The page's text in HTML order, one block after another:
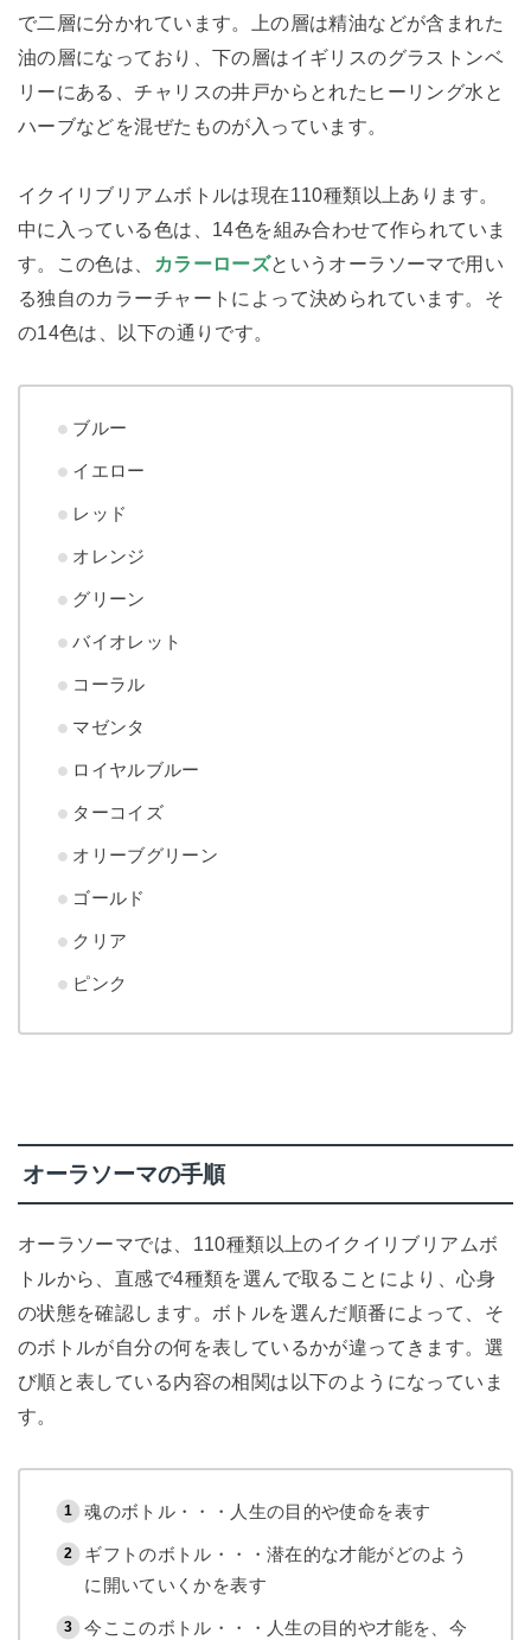
で二層に分かれています。上の層は精油などが含まれた
油の層になっており、下の層はイギリスのグラストンベ
リーにある、チャリスの井戸からとれたヒーリング水と
ハーブなどを混ぜたものが入っています。
イクイリブリアムボトルは現在110種類以上あります。
中に入っている色は、14色を組み合わせて作られていま
す。この色は、
カラーローズというオーラソーマで用い
る独自のカラーチャートによって決められています。そ
の14色は、以下の通りです。
ブルー
イエロー
レッド
オレンジ
グリーン
バイオレット
コーラル
マゼンタ
ロイヤルブルー
ターコイズ
オリーブグリーン
ゴールド
クリア
ピンク
オーラソーマの手順
オーラソーマでは、110種類以上のイクイリブリアムボ
トルから、直感で4種類を選んで取ることにより、心身
の状態を確認します。ボトルを選んだ順番によって、そ
のボトルが自分の何を表しているかが違ってきます。選
び順と表している内容の相関は以下のようになっていま
す。
魂のボトル・・・人生の目的や使命を表す
ギフトのボトル・・・潜在的な才能がどのよう
に開いていくかを表す
今ここのボトル・・・人生の目的や才能を、今